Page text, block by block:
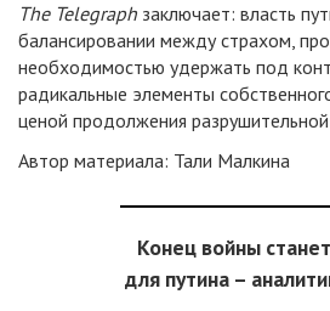
The Telegraph заключает: власть
балансировании между страхом,
необходимостью удержать под
радикальные элементы
ценой продолжения
Автор материала: Тали Малкина
Конец войны
для путина –